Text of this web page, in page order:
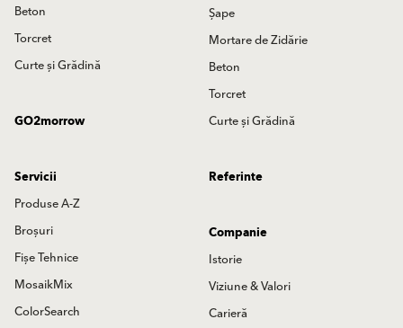
Beton
Torcret
Curte și Grădină
Șape
Mortare de Zidărie
Beton
Torcret
Curte și Grădină
GO2morrow
Servicii
Produse A-Z
Broșuri
Fișe Tehnice
MosaikMix
ColorSearch
Referinte
Companie
Istorie
Viziune & Valori
Carieră